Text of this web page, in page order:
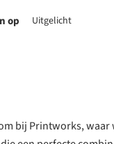
op
bij Printworks, waar